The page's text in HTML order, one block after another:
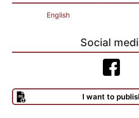
English
Social
I want to